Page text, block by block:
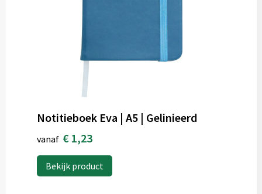
Notitieboek Eva | A5 | Gelinieerd
vanaf € 1,23
Bekijk product